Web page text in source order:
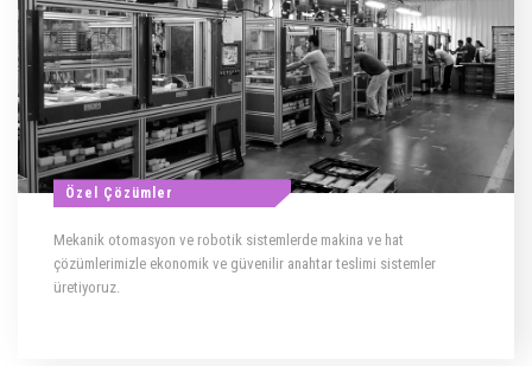
Özel Çözümler
Mekanik otomasyon ve robotik sistemlerde makina ve hat
çözümlerimizle ekonomik ve güvenilir anahtar teslimi sistemler
üretiyoruz.